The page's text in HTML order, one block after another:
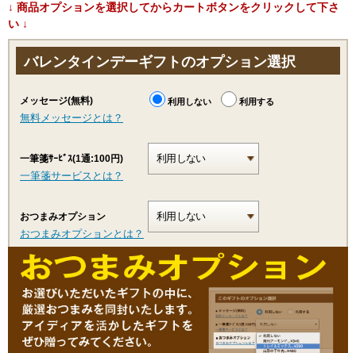
↓ 商品オプションを選択してからカートボタンをクリックして下さ
い ↓
バレンタインデーギフトのオプション選択
メッセージ(無料)
無料メッセージとは？
利用しない 利用する
一筆箋ｻｰﾋﾞｽ(1通:100円)
一筆箋サービスとは？
おつまみオプション
おつまみオプションとは？